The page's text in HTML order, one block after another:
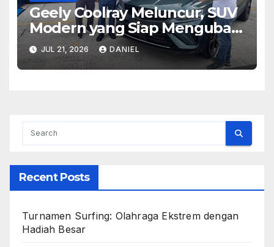
Geely Coolray Meluncur, SUV
Modern yang Siap Mengubah
Persaingan di Kelasnya
JUL 21, 2026 DANIEL
Recent Posts
Turnamen Surfing: Olahraga Ekstrem dengan
Hadiah Besar